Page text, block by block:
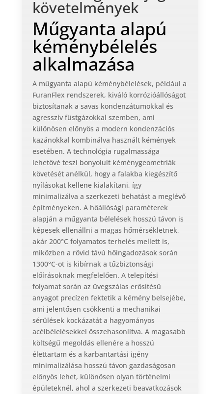
követelmények
Műgyanta alapú
kéménybélelés
alkalmazása
A műgyanta alapú kéménybélelések, például a
FuranFlex rendszerek, kiváló korrózióállóságot
biztosítanak a savas kondenzátumokkal és
agresszív füstgázokkal szemben, ami
különösen előnyös a modern kondenzációs
kazánokkal kombinálva használt kémények
esetében. A technológia rugalmassága
lehetővé teszi bonyolult kéménygeometriák
követését anélkül, hogy a falakba kiegészítő
nyílásokat kellene kialakítani, így
minimalizálva a szerkezeti behatást a meglévő
építményeken. A hőállósági paraméterek
alapján a műgyanta bélelések hosszú távon is
képesek ellenállni a magas hőmérsékletnek,
akár 200°C folyamatos terhelés mellett is,
miközben a rövid távú hőingadozások során
1300°C-ot is kibírnak a tűzbiztonsági
előírásoknak megfelelően. A telepítési
folyamat során az üvegszálas erősítésű
anyagot precízen fektetik a kémény belsejébe,
ami jelentősen csökkenti a mechanikai
sérülések kockázatát a hagyományos
acélbélelésekkel összehasonlítva. A magasabb
költségű megoldás ellenére a hosszú
élettartam és a karbantartási igény
minimalizálása hosszú távon gazdaságosan
előnyös lehet, különösen olyan történelmi
épületeknél, ahol a szerkezeti beavatkozások